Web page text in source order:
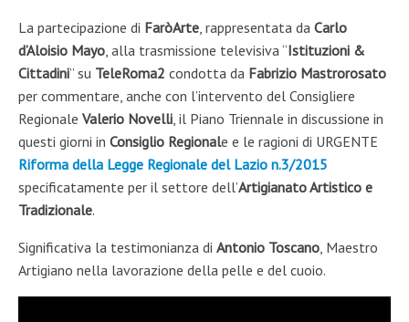
La partecipazione di FaròArte, rappresentata da Carlo
d’Aloisio Mayo, alla trasmissione televisiva “Istituzioni &
Cittadini” su TeleRoma2 condotta da Fabrizio Mastrorosato
per commentare, anche con l’intervento del Consigliere
Regionale Valerio Novelli, il Piano Triennale in discussione in
questi giorni in Consiglio Regionale e le ragioni di URGENTE
Riforma della Legge Regionale del Lazio n.3/2015
specificatamente per il settore dell’Artigianato Artistico e
Tradizionale.
Significativa la testimonianza di Antonio Toscano, Maestro
Artigiano nella lavorazione della pelle e del cuoio.